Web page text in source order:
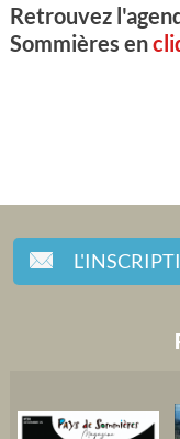
Retrouvez
Sommières en